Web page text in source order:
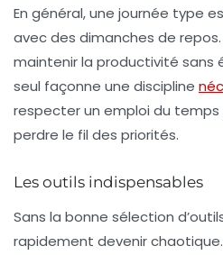
En général, une journée type
avec des dimanches de
maintenir la productivité sans
seul façonne une discipline
respecter un emploi du
perdre le fil des priorités.
Les outils indispensables
Sans la bonne sélection
rapidement devenir